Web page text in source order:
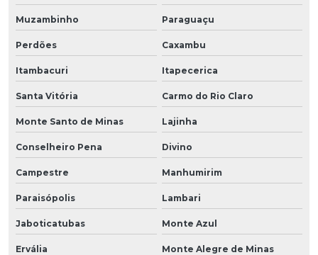
Muzambinho Paraguaçu
Perdões Caxambu
Itambacuri Itapecerica
Santa Vitória Carmo do Rio Claro
Monte Santo de Minas Lajinha
Conselheiro Pena Divino
Campestre Manhumirim
Paraisópolis Lambari
Jaboticatubas Monte Azul
Ervália Monte Alegre de Minas